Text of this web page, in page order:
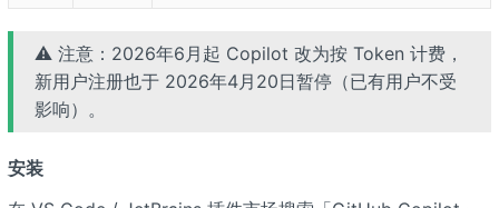
⚠️ 注意：2026年6月起 Copilot 改为按 Token 计费，
新用户注册也于 2026年4月20日暂停（已有用户不受
影响）。
安装